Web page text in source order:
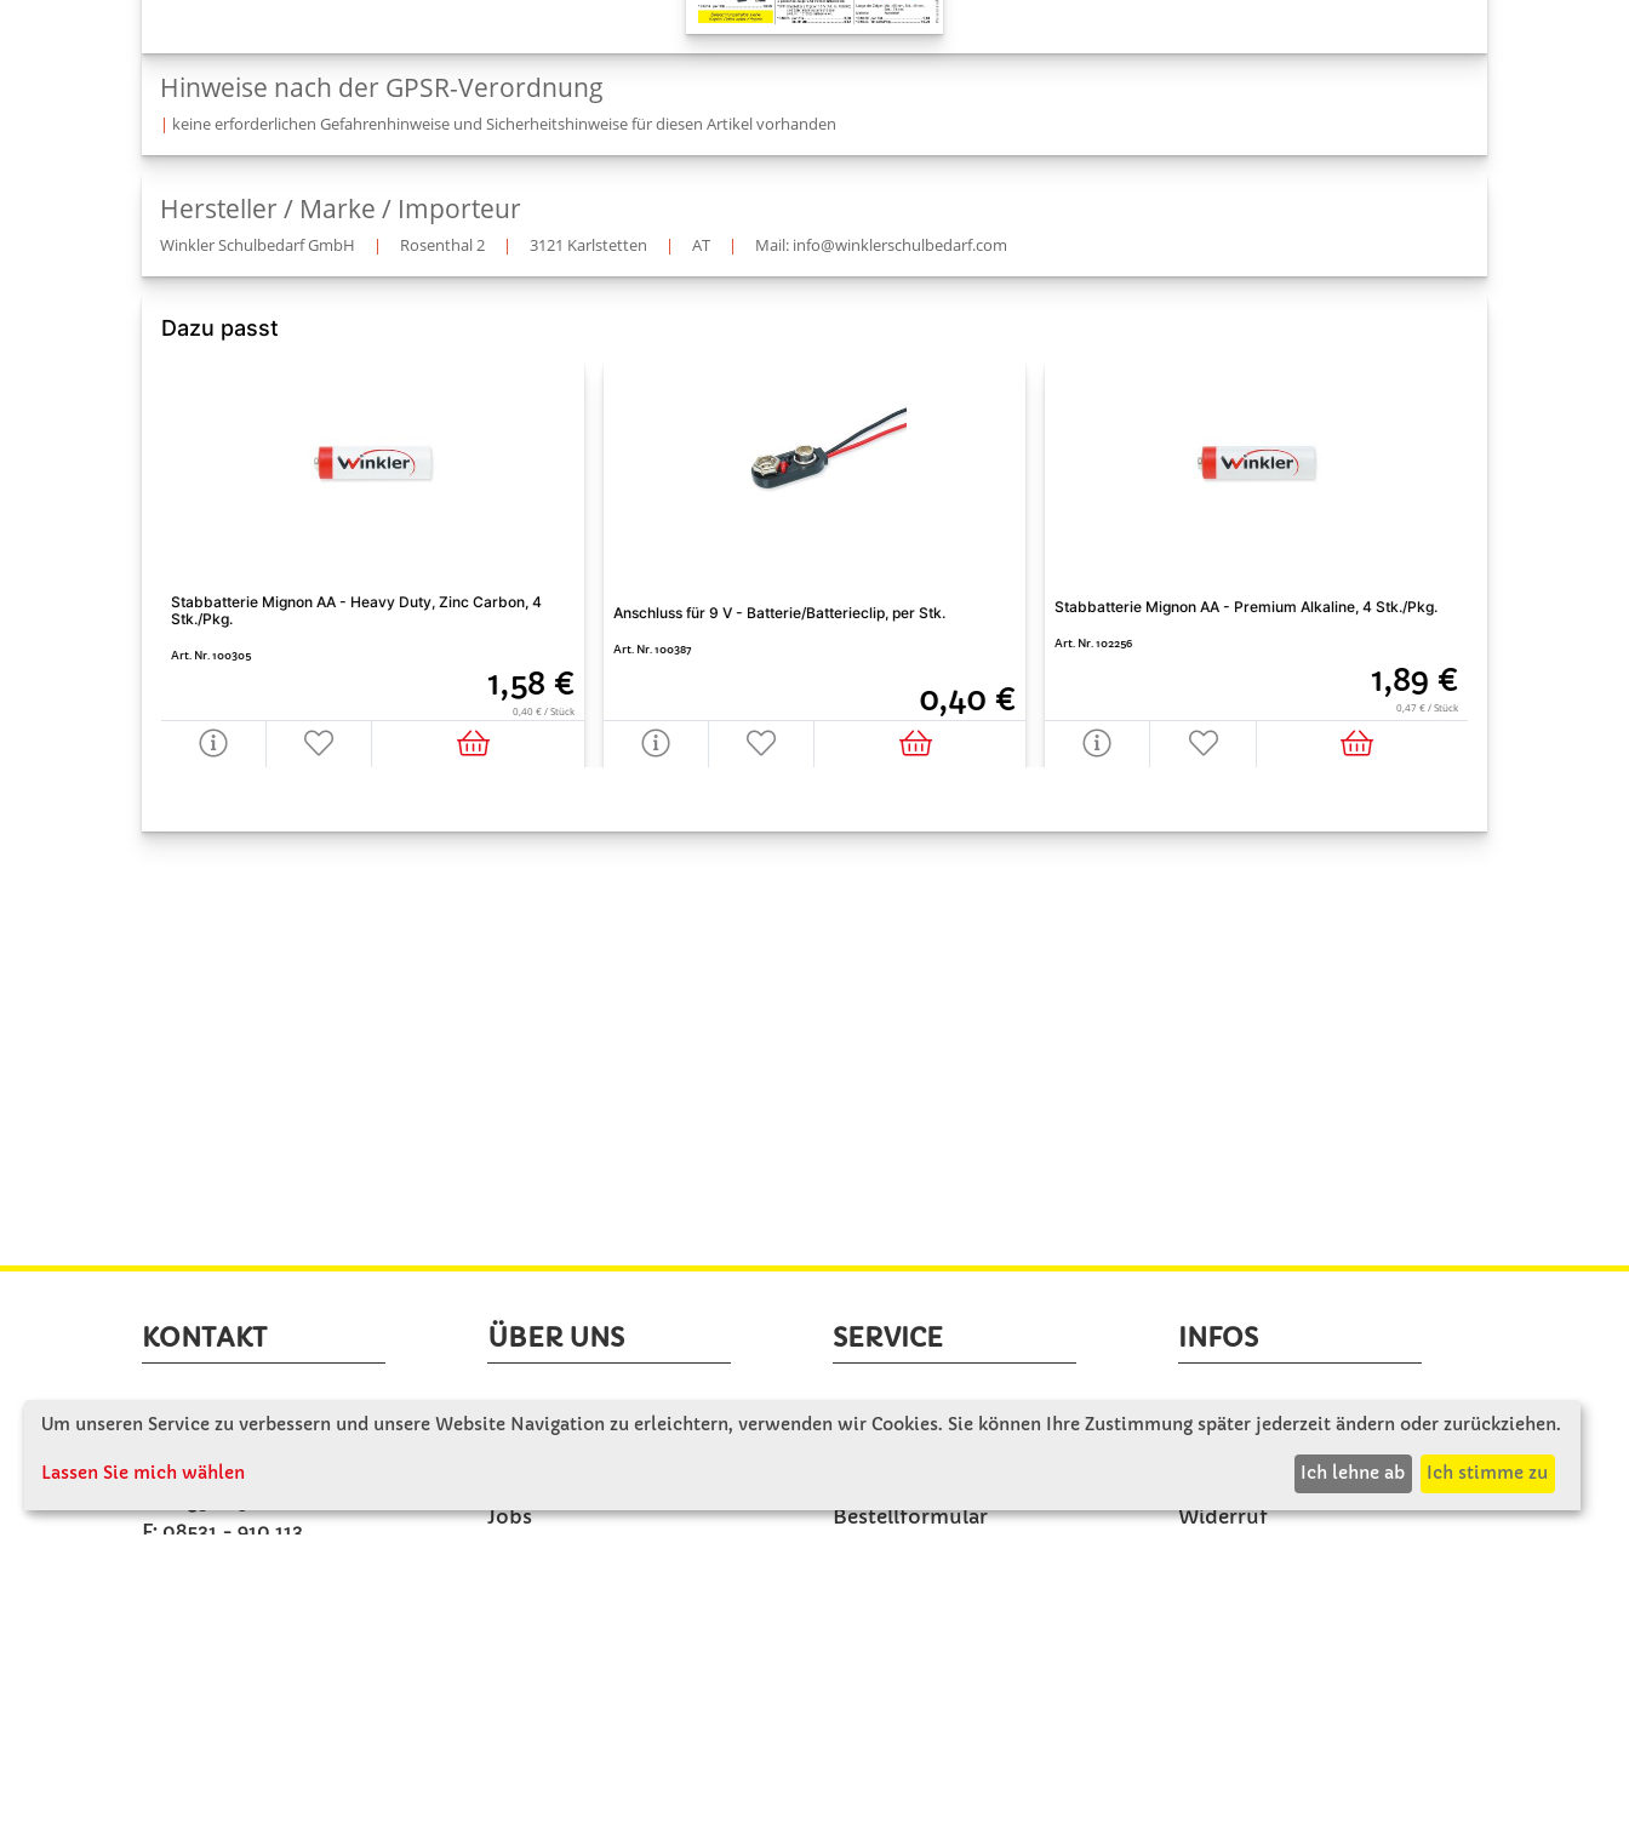
Hinweise nach der GPSR-Verordnung
| keine erforderlichen Gefahrenhinweise und Sicherheitshinweise für diesen Artikel vorhanden
Hersteller / Marke / Importeur
Winkler Schulbedarf GmbH | Rosenthal 2 | 3121 Karlstetten | AT | Mail: info@winklerschulbedarf.com
Dazu passt
Stabbatterie Mignon AA - Heavy Duty, Zinc Carbon, 4
Stk./Pkg.
Art. Nr. 100305
1,58 €
0,40 € / Stück
Anschluss für 9 V - Batterie/Batterieclip, per Stk.
Art. Nr. 100387
0,40 €
Stabbatterie Mignon AA - Premium Alkaline, 4 Stk./Pkg.
Art. Nr. 102256
1,89 €
0,47 € / Stück
KONTAKT
Winkler Schulbedarf GmbH
D - 94060 Pocking
F: 08531 - 910 113
ÜBER UNS
Wir stellen uns vor
Jobs
SERVICE
Gute Gründe für Winkler
Bestellformular
INFOS
Zahlung & Versand
Rücksendung
Widerruf
Um unseren Service zu verbessern und unsere Website Navigation zu erleichtern, verwenden wir Cookies. Sie können Ihre Zustimmung später jederzeit ändern oder zurückziehen.
Lassen Sie mich wählen Ich lehne ab Ich stimme zu